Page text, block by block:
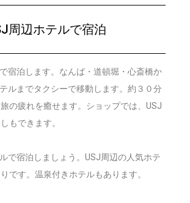
周辺ホテルで宿泊
宿泊します。なんば・道頓堀・心斎橋か
ルまでタクシーで移動します。約３０分
の疲れを癒せます。ショップでは、USJ
もできます。
で宿泊しましょう。USJ周辺の人気ホテ
です。温泉付きホテルもあります。